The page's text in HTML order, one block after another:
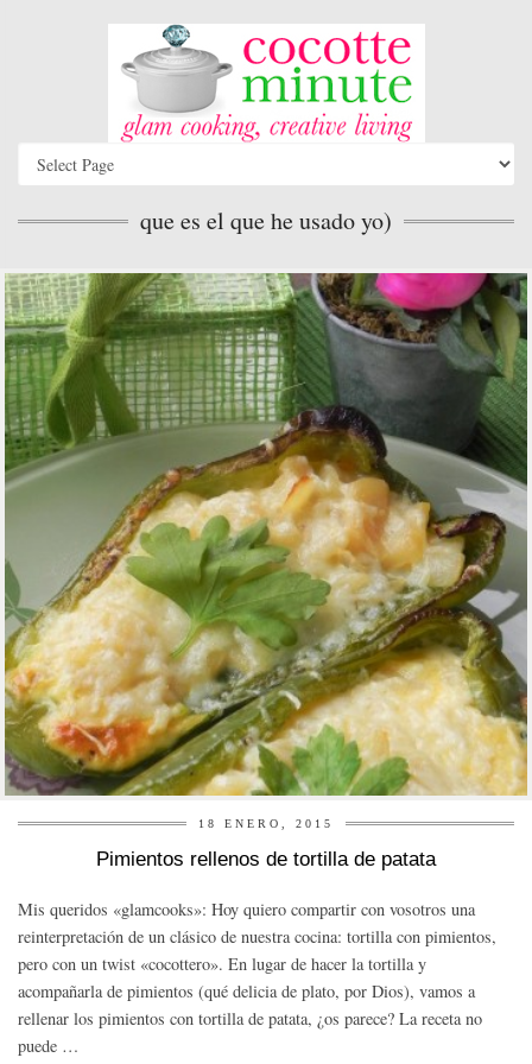
que es el que he usado yo)
18 ENERO, 2015
Pimientos rellenos de tortilla de patata
Mis queridos «glamcooks»: Hoy quiero compartir con vosotros una
reinterpretación de un clásico de nuestra cocina: tortilla con pimientos,
pero con un twist «cocottero». En lugar de hacer la tortilla y
acompañarla de pimientos (qué delicia de plato, por Dios), vamos a
rellenar los pimientos con tortilla de patata, ¿os parece? La receta no
puede …